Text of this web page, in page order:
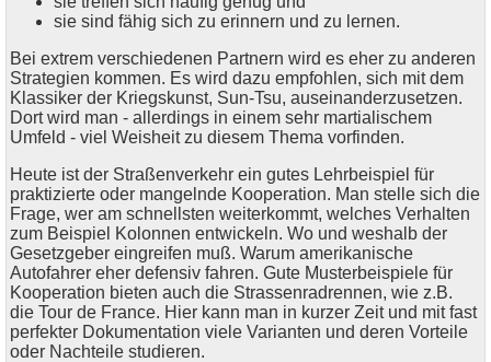
sie sind fähig sich zu erinnern und zu lernen.
Bei extrem verschiedenen Partnern wird es eher zu anderen
Strategien kommen. Es wird dazu empfohlen, sich mit dem
Klassiker der Kriegskunst, Sun-Tsu, auseinanderzusetzen.
Dort wird man - allerdings in einem sehr martialischem
Umfeld - viel Weisheit zu diesem Thema vorfinden.
Heute ist der Straßenverkehr ein gutes Lehrbeispiel für
praktizierte oder mangelnde Kooperation. Man stelle sich die
Frage, wer am schnellsten weiterkommt, welches Verhalten
zum Beispiel Kolonnen entwickeln. Wo und weshalb der
Gesetzgeber eingreifen muß. Warum amerikanische
Autofahrer eher defensiv fahren. Gute Musterbeispiele für
Kooperation bieten auch die Strassenradrennen, wie z.B.
die Tour de France. Hier kann man in kurzer Zeit und mit fast
perfekter Dokumentation viele Varianten und deren Vorteile
oder Nachteile studieren.